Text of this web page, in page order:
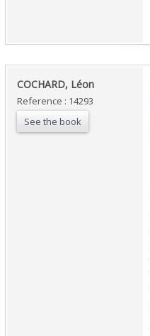
‎COCHARD, Léon‎
Reference : 14293
See the book